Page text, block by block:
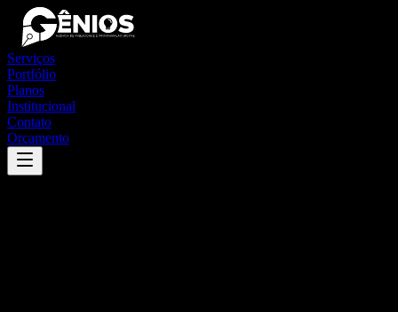
Serviços
Portfólio
Planos
Institucional
Contato
Orçamento